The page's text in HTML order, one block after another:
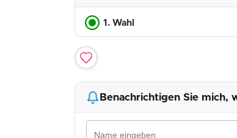
1. Wahl
Benachrichtigen Sie mich,